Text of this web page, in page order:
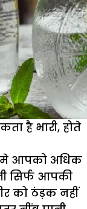
है भारी, होते
आपको अधिक
सिर्फ आपकी
को ठंड़क नहीं